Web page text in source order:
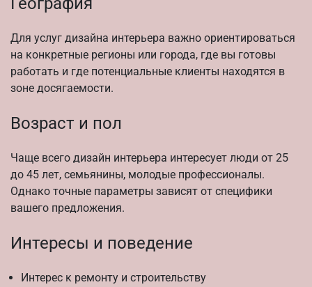
Для услуг дизайна интерьера важно ориентироваться
на конкретные регионы или города, где вы готовы
работать и где потенциальные клиенты находятся в
зоне досягаемости.
Возраст и пол
Чаще всего дизайн интерьера интересует люди от 25
до 45 лет, семьянины, молодые профессионалы.
Однако точные параметры зависят от специфики
вашего предложения.
Интересы и поведение
Интерес к ремонту и строительству